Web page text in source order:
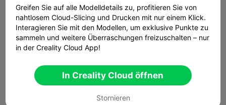
Chaqueta nike portabolis
Greifen Sie auf alle Modelldetails zu, profitieren Sie von
nahtlosem Cloud-Slicing und Drucken mit nur einem Klick.
Interagieren Sie mit den Modellen, um exklusive Punkte zu
sammeln und weitere Überraschungen freizuschalten – nur
in der Creality Cloud App!
In Creality Cloud öffnen
Stornieren